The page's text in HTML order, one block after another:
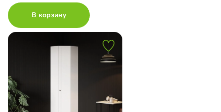
В корзину